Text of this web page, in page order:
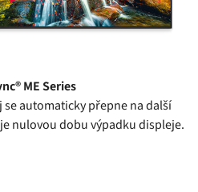
ME Series
automaticky přepne na další
nulovou dobu výpadku displeje.